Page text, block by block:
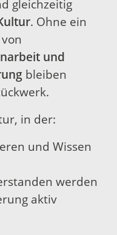
gleichzeitig
. Ohne ein
und
bleiben
in der:
und Wissen
werden
aktiv